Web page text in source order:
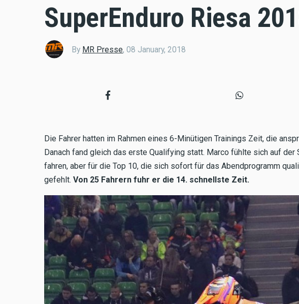
SuperEnduro Riesa
By MR Presse, 08 January, 2018
Die Fahrer hatten im Rahmen eines 6-Minütigen Trainings Zeit, die
Danach fand gleich das erste Qualifying statt. Marco fühlte sich auf
fahren, aber für die Top 10, die sich sofort für das Abendprogramm
gefehlt. Von 25 Fahrern fuhr er die 14. schnellste Zeit.